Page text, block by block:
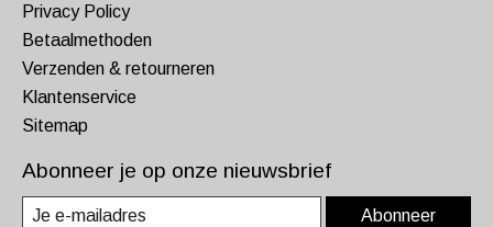
Privacy Policy
Betaalmethoden
Verzenden & retourneren
Klantenservice
Sitemap
Abonneer je op onze nieuwsbrief
Abonneer